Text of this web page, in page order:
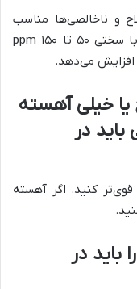
و ناخالصی‌ها مناسب
نیست. بهترین نوع آب، آب تصفیه شده با سختی ۵۰ تا ۱۵۰ ppm
افزایش می‌دهد.
خیلی آهسته
در
کنید. اگر آهسته
باید در